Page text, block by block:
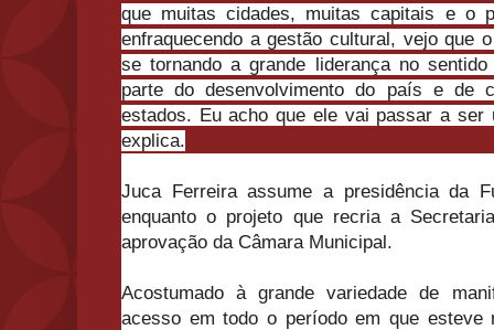
que muitas cidades, muitas capitais e o
enfraquecendo a gestão cultural, vejo que
se tornando a grande liderança no
parte do desenvolvimento do país e de
estados. Eu acho que ele vai passar a ser
explica.
Juca Ferreira assume a presidência da
enquanto o projeto que recria a
aprovação da Câmara Municipal.
Acostumado à grande variedade de
acesso em todo o período em que esteve